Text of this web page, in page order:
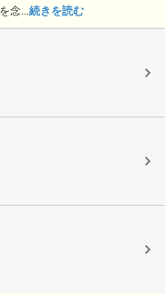
念...続きを読む